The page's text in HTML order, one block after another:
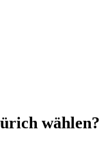
wählen?